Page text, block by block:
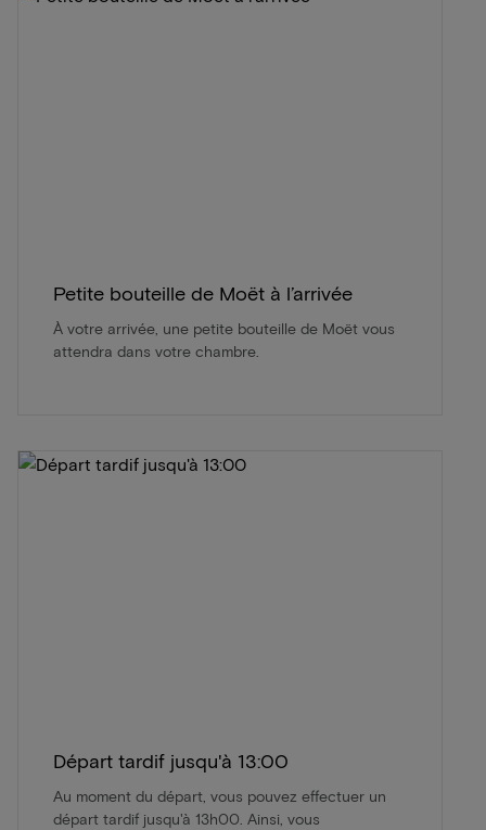
Petite bouteille de Moët à l’arrivée
À votre arrivée, une petite bouteille de Moët vous
attendra dans votre chambre.
Départ tardif jusqu'à 13:00
Au moment du départ, vous pouvez effectuer un
départ tardif jusqu'à 13h00. Ainsi, vous